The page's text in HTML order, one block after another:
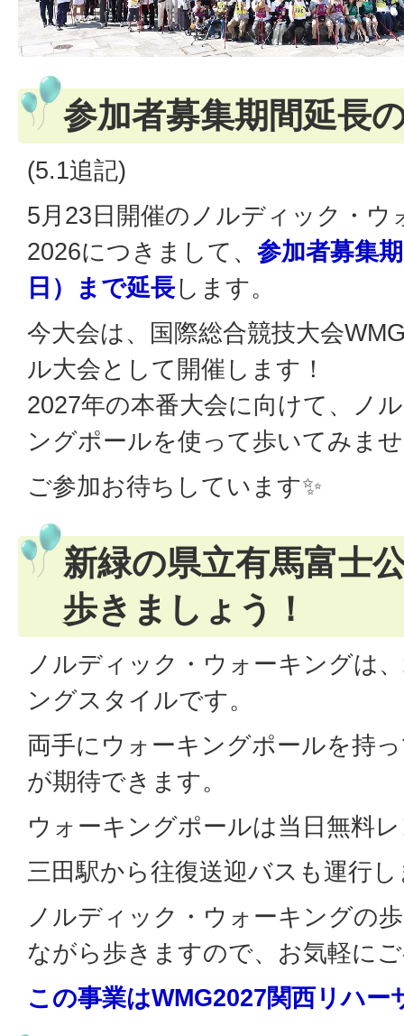
参加者募集期間延長
(5.1追記)
5月23日開催のノルディック・ウ
2026につきまして、 参加者募集
日）まで延長します。
今大会は、国際総合競技大会
ル大会として開催します！
2027年の本番大会に向けて、ノ
ングポールを使って歩いてみま
ご参加お待ちしています✨
新緑の県立有馬富士
歩きましょう！
ノルディック・ウォーキングは
ングスタイルです。
両手にウォーキングポールを持
が期待できます。
ウォーキングポールは当日無料
三田駅から往復送迎バスも運行し
ノルディック・ウォーキングの
ながら歩きますので、お気軽に
この事業はWMG2027関西リハー